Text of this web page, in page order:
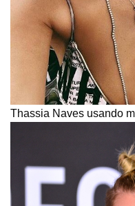
Thassia Naves usando